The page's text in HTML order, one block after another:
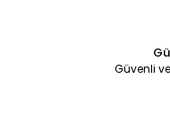
Güvenli